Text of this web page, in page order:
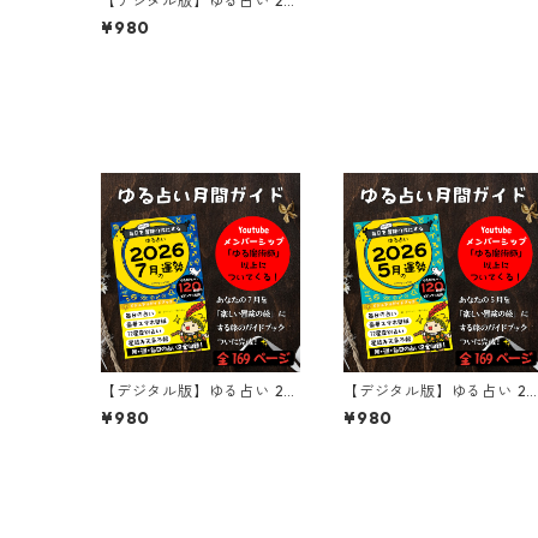
26年4月号｜毎日を冒険に変
えるビジュアル攻略ガイド
¥980
【デジタル版】ゆる占い 20
26年7月号｜毎日を冒険に変
えるビジュアル攻略ガイド
¥980
【デジタル版】ゆる占い 20
26年5月号｜毎日を冒険に
えるビジュアル攻略ガイド
¥980